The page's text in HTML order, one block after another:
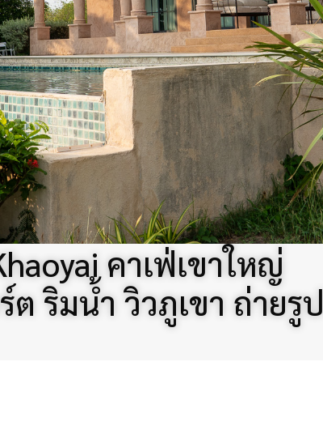
คาเฟ่เขาใหญ่
ต ริมน้ำ วิวภูเขา ถ่ายรูป